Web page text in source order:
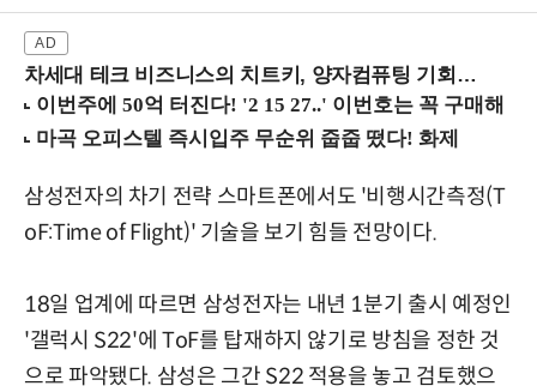
차세대 테크 비즈니스의 치트키, 양자컴퓨팅 기회를 선점하라! (8/28 강남역)
삼성전자의 차기 전략 스마트폰에서도 '비행시간측정(T
oF:Time of Flight)' 기술을 보기 힘들 전망이다.
18일 업계에 따르면 삼성전자는 내년 1분기 출시 예정인
'갤럭시 S22'에 ToF를 탑재하지 않기로 방침을 정한 것
으로 파악됐다. 삼성은 그간 S22 적용을 놓고 검토했으